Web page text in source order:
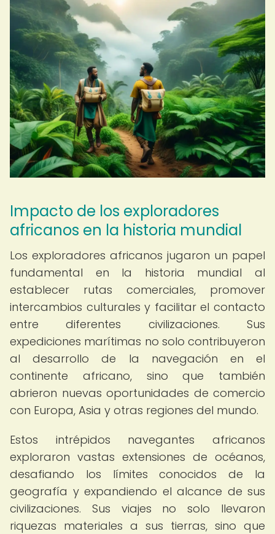
Impacto de los exploradores
africanos en la historia mundial
Los exploradores africanos jugaron un papel
fundamental en la historia mundial al
establecer rutas comerciales, promover
intercambios culturales y facilitar el contacto
entre diferentes civilizaciones. Sus
expediciones marítimas no solo contribuyeron
al desarrollo de la navegación en el
continente africano, sino que también
abrieron nuevas oportunidades de comercio
con Europa, Asia y otras regiones del mundo.
Estos intrépidos navegantes africanos
exploraron vastas extensiones de océanos,
desafiando los límites conocidos de la
geografía y expandiendo el alcance de sus
civilizaciones. Sus viajes no solo llevaron
riquezas materiales a sus tierras, sino que